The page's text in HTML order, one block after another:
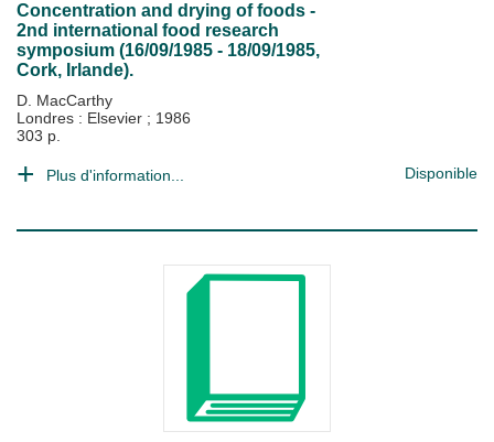
Concentration and drying of foods -
2nd international food research
symposium (16/09/1985 - 18/09/1985,
Cork, Irlande).
D. MacCarthy
Londres : Elsevier ; 1986
303 p.
Plus d'information... Disponible